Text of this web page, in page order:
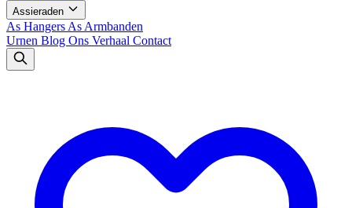
Assieraden
As Hangers As Armbanden
Urnen Blog Ons Verhaal Contact